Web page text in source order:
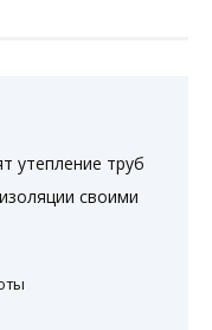
утепление труб
своими